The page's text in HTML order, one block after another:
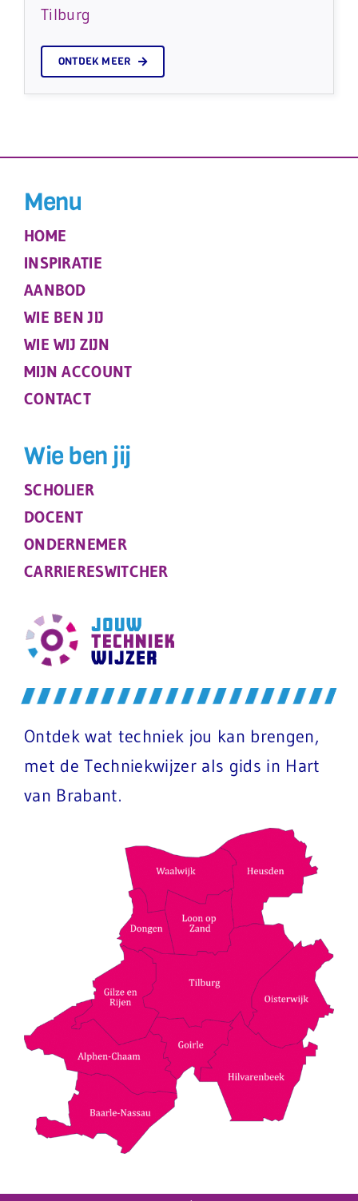
Tilburg
ONTDEK MEER
Menu
HOME
INSPIRATIE
AANBOD
WIE BEN JIJ
WIE WIJ ZIJN
MIJN ACCOUNT
CONTACT
Wie ben jij
SCHOLIER
DOCENT
ONDERNEMER
CARRIERESWITCHER
Ontdek wat techniek jou kan brengen,
met de Techniekwijzer als gids in Hart
van Brabant.